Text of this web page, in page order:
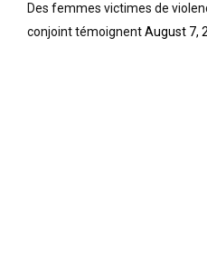
Des femmes victimes de
conjoint témoignentAugust 7,